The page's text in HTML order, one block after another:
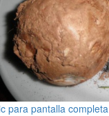
para pantalla completa